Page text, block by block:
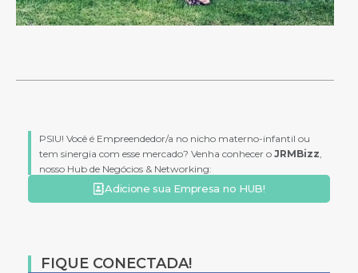
PSIU! Você é Empreendedor/a no nicho materno-infantil ou
tem sinergia com esse mercado? Venha conhecer o JRMBizz
nosso Hub de Negócios & Networking:
Adicione sua Empresa no HUB!
FIQUE CONECTADA!